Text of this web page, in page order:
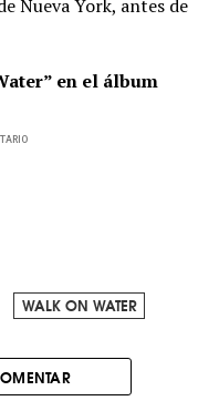
Nueva York, antes de
en el álbum
WALK ON WATER